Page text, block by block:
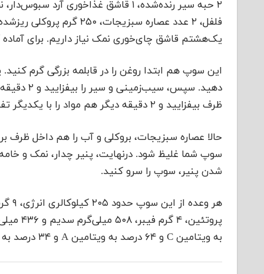
۲ حبه سیر رنده‌شده، ۱ قاشق
یک‌هشتم قاشق چای‌خوری نمک نیاز داریم. برای
دهید.
ظرف بیفزایید و ۲ دقیقه دیگر هم مواد را با یکدیگر تفت دهید.
حالا عصاره سبزیجات، بروکلی و آب را هم داخل
شدن پنیر، سوپ را سرو کنید.
به ویتامین C و ۶۴ درصد به ویتامین A و ۳۴ درصد به کلسیم را هم تامین کند.